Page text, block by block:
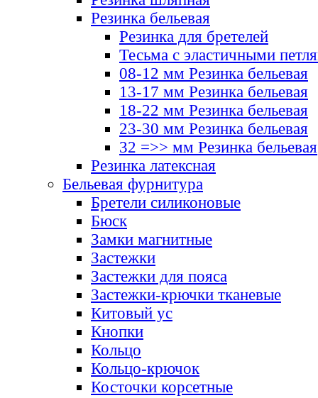
Резинка бельевая
Резинка для бретелей
Тесьма с эластичными
08-12 мм Резинка бельевая
13-17 мм Резинка бельевая
18-22 мм Резинка бельевая
23-30 мм Резинка бельевая
32 =>> мм Резинка бельевая
Резинка латексная
Бельевая фурнитура
Бретели силиконовые
Бюск
Замки магнитные
Застежки
Застежки для пояса
Застежки-крючки тканевые
Китовый ус
Кнопки
Кольцо
Кольцо-крючок
Косточки корсетные